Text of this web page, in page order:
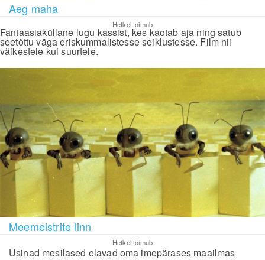
Aeg maha
Hetkel toimub
Fantaasiaküllane lugu kassist, kes kaotab aja ning satub
seetõttu väga eriskummalistesse seiklustesse. Film nii
väikestele kui suurtele.
Meemeistrite linn
Hetkel toimub
Usinad mesilased elavad oma imepärases maailmas